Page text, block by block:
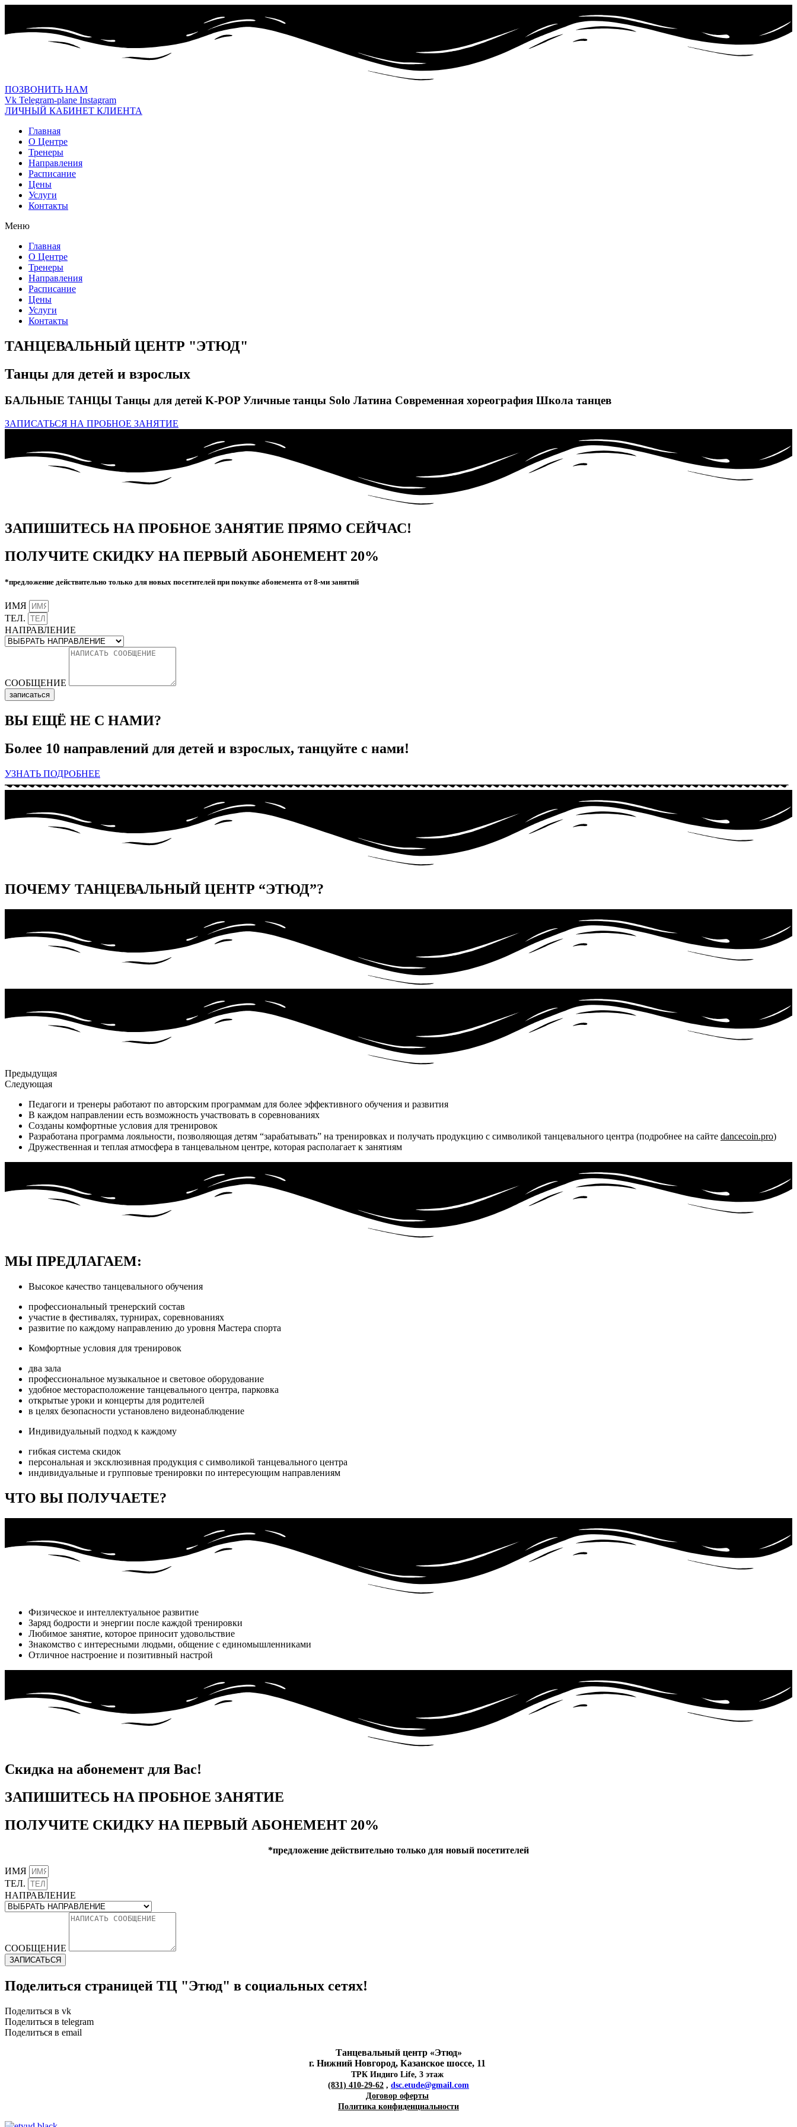
ПОЗВОНИТЬ НАМ
Vk Telegram-plane Instagram
ЛИЧНЫЙ КАБИНЕТ КЛИЕНТА
Главная
О Центре
Тренеры
Направления
Расписание
Цены
Услуги
Контакты
Меню
Главная
О Центре
Тренеры
Направления
Расписание
Цены
Услуги
Контакты
ТАНЦЕВАЛЬНЫЙ ЦЕНТР "ЭТЮД"
Танцы для детей и взрослых
БАЛЬНЫЕ ТАНЦЫ Танцы для детей K-POP Уличные танцы Solo Латина Современная хореография Школа танцев
ЗАПИСАТЬСЯ НА ПРОБНОЕ ЗАНЯТИЕ
ЗАПИШИТЕСЬ НА ПРОБНОЕ ЗАНЯТИЕ ПРЯМО СЕЙЧАС!
ПОЛУЧИТЕ СКИДКУ НА ПЕРВЫЙ АБОНЕМЕНТ 20%
*предложение действительно только для новых посетителей при покупке абонемента от 8-ми занятий
ИМЯ
ТЕЛ.
НАПРАВЛЕНИЕ
СООБЩЕНИЕ
записаться
ВЫ ЕЩЁ НЕ С НАМИ?
Более 10 направлений для детей и взрослых, танцуйте с нами!
УЗНАТЬ ПОДРОБНЕЕ
ПОЧЕМУ ТАНЦЕВАЛЬНЫЙ ЦЕНТР “ЭТЮД”?
Предыдущая
Следующая
Педагоги и тренеры работают по авторским программам для более эффективного обучения и развития
В каждом направлении есть возможность участвовать в соревнованиях
Созданы комфортные условия для тренировок
Разработана программа лояльности, позволяющая детям “зарабатывать” на тренировках и получать продукцию с символикой танцевального центра (подробнее на сайте dancecoin.pro)
Дружественная и теплая атмосфера в танцевальном центре, которая располагает к занятиям
МЫ ПРЕДЛАГАЕМ:
Высокое качество танцевального обучения
профессиональный тренерский состав
участие в фестивалях, турнирах, соревнованиях
развитие по каждому направлению до уровня Мастера спорта
Комфортные условия для тренировок
два зала
профессиональное музыкальное и световое оборудование
удобное месторасположение танцевального центра, парковка
открытые уроки и концерты для родителей
в целях безопасности установлено видеонаблюдение
Индивидуальный подход к каждому
гибкая система скидок
персональная и эксклюзивная продукция с символикой танцевального центра
индивидуальные и групповые тренировки по интересующим направлениям
ЧТО ВЫ ПОЛУЧАЕТЕ?
Физическое и интеллектуальное развитие
Заряд бодрости и энергии после каждой тренировки
Любимое занятие, которое приносит удовольствие
Знакомство с интересными людьми, общение с единомышленниками
Отличное настроение и позитивный настрой
Скидка на абонемент для Вас!
ЗАПИШИТЕСЬ НА ПРОБНОЕ ЗАНЯТИЕ
ПОЛУЧИТЕ СКИДКУ НА ПЕРВЫЙ АБОНЕМЕНТ 20%
*предложение действительно только для новый посетителей
ИМЯ
ТЕЛ.
НАПРАВЛЕНИЕ
СООБЩЕНИЕ
ЗАПИСАТЬСЯ
Поделиться страницей ТЦ "Этюд" в социальных сетях!
Поделиться в vk
Поделиться в telegram
Поделиться в email
Танцевальный центр «Этюд»
г. Нижний Новгород, Казанское шоссе, 11
ТРК Индиго Life, 3 этаж
(831) 410-29-62 , dsc.etude@gmail.com
Договор оферты
Политика конфиденциальности